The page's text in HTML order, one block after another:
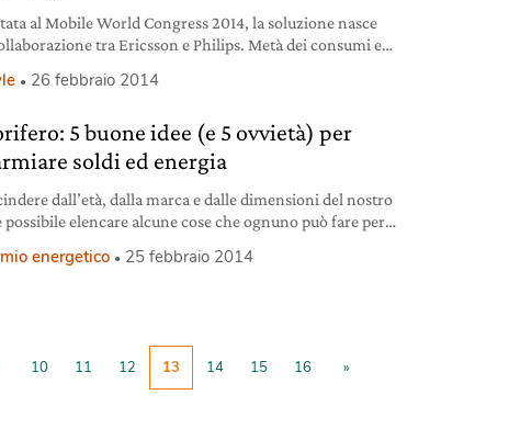
al Mobile World Congress 2014, la soluzione nasce
tra Ericsson e Philips. Metà dei consumi e
26 febbraio 2014
5 buone idee (e 5 ovvietà) per
soldi ed energia
dall’età, dalla marca e dalle dimensioni del nostro
possibile elencare alcune cose che ognuno può fare per
per i 25 milioni di frigoriferi che restano accesi in
energetico 25 febbraio 2014
10 11 12 13 14 15 16 »